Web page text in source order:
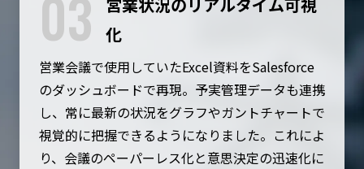
03
営業状況のリアルタイム可視
化
営業会議で使用していたExcel資料をSalesforce
のダッシュボードで再現。予実管理データも連携
し、常に最新の状況をグラフやガントチャートで
視覚的に把握できるようになりました。これによ
り、会議のペーパーレス化と意思決定の迅速化に